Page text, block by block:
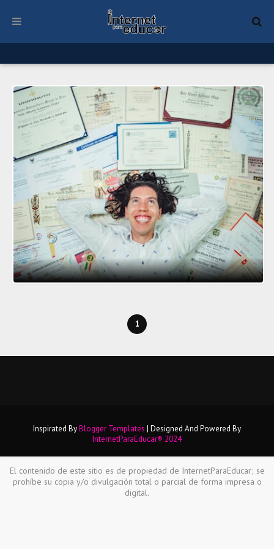
1
Inspirated ByBlogger Templates | Designed And Powered By
InternetParaEducar® 2024
El contenido de este sitio es de propiedad de InternetParaEducar; se
prohíbe su copia y/o divulgación total o parcial de forma impresa o
digital.